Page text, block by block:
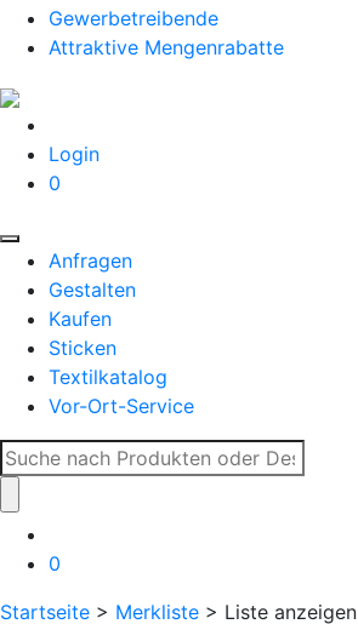
Gewerbetreibende
Attraktive Mengenrabatte
Login
0
Anfragen
Gestalten
Kaufen
Sticken
Textilkatalog
Vor-Ort-Service
Suche
nach:
0
Startseite > Merkliste > Liste anzeigen